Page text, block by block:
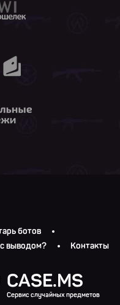
ботов
выводом? Контакты
CASE.MS
Сервис случайных предметов